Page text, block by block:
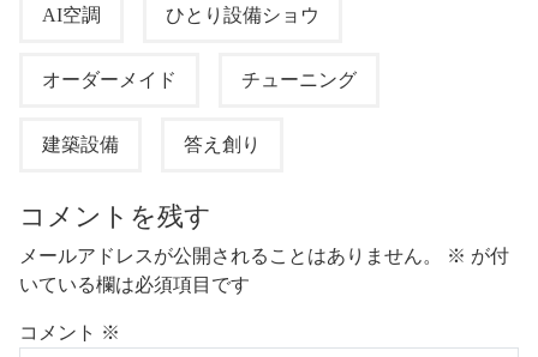
AI空調 ひとり設備ショウ
オーダーメイド チューニング
建築設備 答え創り
コメントを残す
メールアドレスが公開されることはありません。 ※ が付
いている欄は必須項目です
コメント ※